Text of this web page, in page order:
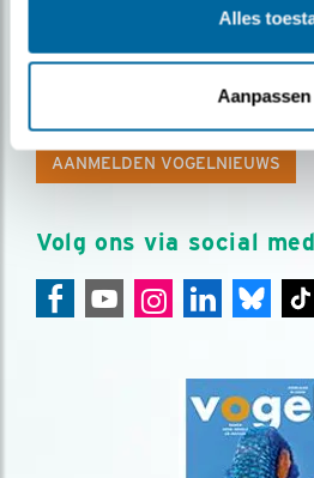
Alles
Aanpassen
Op de hoogte blijven?
Meld je aan en ontvang nieuws,
AANMELDEN VOGELNIEUWS
Volg ons via social